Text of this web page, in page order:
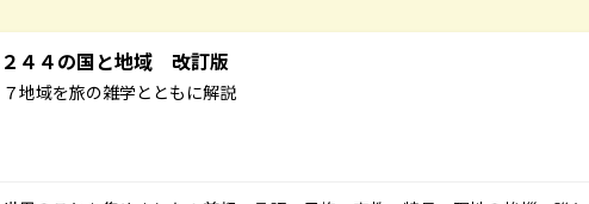
４４の国と地域 改訂版
地域を旅の雑学とともに解説